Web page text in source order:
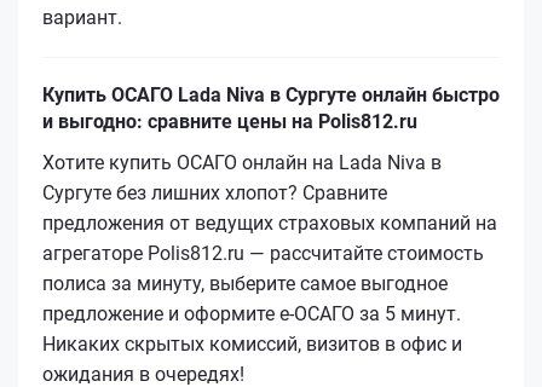
вариант.
Купить ОСАГО Lada Niva в Сургуте онлайн быстро
и выгодно: сравните цены на Polis812.ru
Хотите купить ОСАГО онлайн на Lada Niva в
Сургуте без лишних хлопот? Сравните
предложения от ведущих страховых компаний на
агрегаторе Polis812.ru — рассчитайте стоимость
полиса за минуту, выберите самое выгодное
предложение и оформите е‑ОСАГО за 5 минут.
Никаких скрытых комиссий, визитов в офис и
ожидания в очередях!